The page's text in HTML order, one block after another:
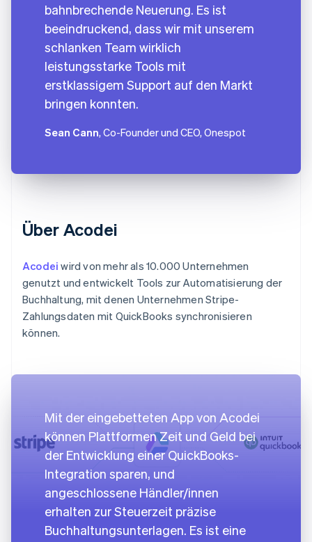
bahnbrechende Neuerung. Es ist
beeindruckend, dass wir mit unserem
schlanken Team wirklich
leistungsstarke Tools mit
erstklassigem Support auf den Markt
bringen konnten.
Sean Cann, Co-Founder und CEO, Onespot
Über Acodei
Acodei wird von mehr als 10.000 Unternehmen
genutzt und entwickelt Tools zur Automatisierung der
Buchhaltung, mit denen Unternehmen Stripe-
Zahlungsdaten mit QuickBooks synchronisieren
können.
Mit der eingebetteten App von Acodei
können Plattformen Zeit und Geld bei
der Entwicklung einer QuickBooks-
Integration sparen, und
angeschlossene Händler/innen
erhalten zur Steuerzeit präzise
Buchhaltungsunterlagen. Es ist eine